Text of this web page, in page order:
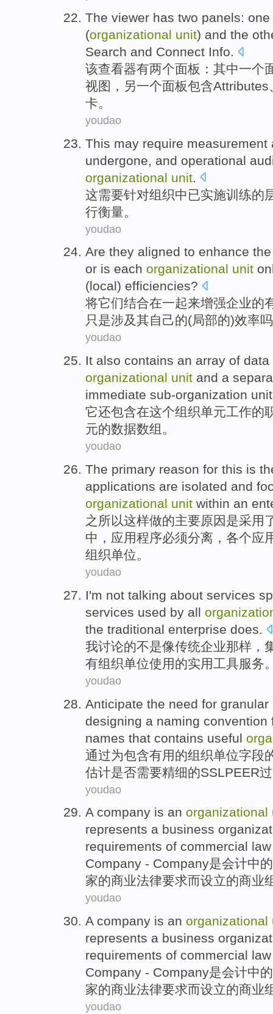
The viewer has two panels: one
(organizational unit) and the
Search and Connect Info.
该查看器有两个面板 ：其中一个
视图 ， 另一个面板包含Attributes
卡。
youdao
This may require measurement
undergone, and operational
organizational unit
这需要针对组织中已实施训练的
行衡量 。
youdao
Are they aligned to enhance the
or is each organizational unit
(local) efficiencies?
将它们结合在一起来增强企业的
只是涉及其自己的(局部的)效率
youdao
It also contains an array of data
organizational unit and a
immediate sub-organization
它还包含在这个组织单元工作的
元的数据数组。
youdao
The primary reason for this is
applications are isolated and
organizational unit within an
之所以这样做的主要原因是采用
中， 应用程序必须分离 ，各个应
组织单位。
youdao
I'm not talking about services
services used by all
the traditional enterprise does.
我讨论的不是像传统企业那样，
有组织单位使用的实用工具服务
youdao
Anticipate the need for granular
designing a naming convention
names that contains useful
通过为包含有用的组织单位字段
估计是否需要精细的SSLPEER
youdao
A company is an organizational
represents a business
requirements of commercial law
Company - Company是会计中的
家的商业法律要求而设立的商业
youdao
A company is an organizational
represents a business
requirements of commercial law
Company - Company是会计中的
家的商业法律要求而设立的商业
youdao